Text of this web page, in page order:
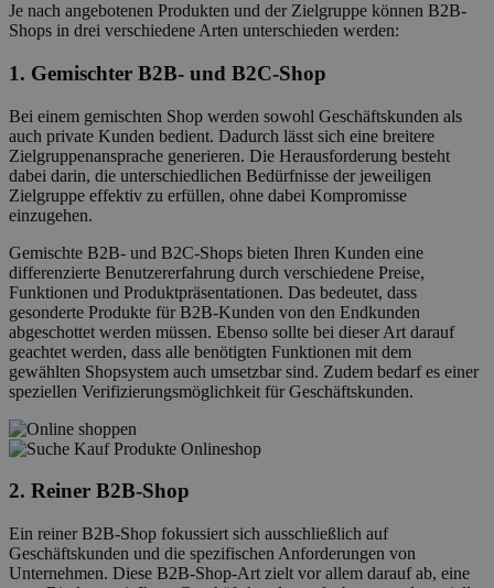
Je nach angebotenen Produkten und der Zielgruppe können B2B-
Shops in drei verschiedene Arten unterschieden werden:
1. Gemischter B2B- und B2C-Shop
Bei einem gemischten Shop werden sowohl Geschäftskunden als
auch private Kunden bedient. Dadurch lässt sich eine breitere
Zielgruppenansprache generieren. Die Herausforderung besteht
dabei darin, die unterschiedlichen Bedürfnisse der jeweiligen
Zielgruppe effektiv zu erfüllen, ohne dabei Kompromisse
einzugehen.
Gemischte B2B- und B2C-Shops bieten Ihren Kunden eine
differenzierte Benutzererfahrung durch verschiedene Preise,
Funktionen und Produktpräsentationen. Das bedeutet, dass
gesonderte Produkte für B2B-Kunden von den Endkunden
abgeschottet werden müssen. Ebenso sollte bei dieser Art darauf
geachtet werden, dass alle benötigten Funktionen mit dem
gewählten Shopsystem auch umsetzbar sind. Zudem bedarf es einer
speziellen Verifizierungsmöglichkeit für Geschäftskunden.
2. Reiner B2B-Shop
Ein reiner B2B-Shop fokussiert sich ausschließlich auf
Geschäftskunden und die spezifischen Anforderungen von
Unternehmen. Diese B2B-Shop-Art zielt vor allem darauf ab, eine